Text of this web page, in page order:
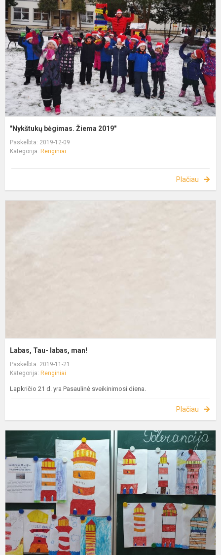
"Nykštukų bėgimas. Žiema 2019"
Paskelbta: 2019-12-09
Kategorija: Renginiai
Plačiau
Labas, Tau- labas, man!
Paskelbta: 2019-11-21
Kategorija: Renginiai
Lapkričio 21 d. yra Pasaulinė sveikinimosi diena.
Plačiau